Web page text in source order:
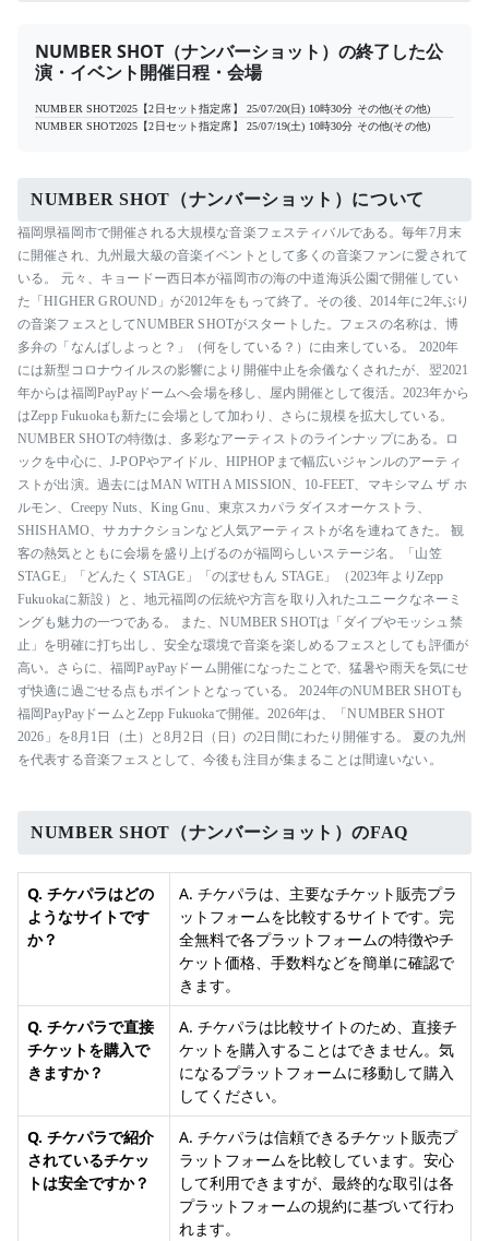
NUMBER SHOT（ナンバーショット）の終了した公
演・イベント開催日程・会場
NUMBER SHOT2025【2日セット指定席】 25/07/20(日) 10時30分 その他(その他)
NUMBER SHOT2025【2日セット指定席】
25/07/19(土) 10時30分 その他(その他)
NUMBER SHOT（ナンバーショット）について
福岡県福岡市で開催される大規模な音楽フェスティバルである。毎年7月末
に開催され、九州最大級の音楽イベントとして多くの音楽ファンに愛されて
いる。 元々、キョードー西日本が福岡市の海の中道海浜公園で開催してい
た「HIGHER GROUND」が2012年をもって終了。その後、2014年に2年ぶり
の音楽フェスとしてNUMBER SHOTがスタートした。フェスの名称は、博
多弁の「なんばしよっと？」（何をしている？）に由来している。 2020年
には新型コロナウイルスの影響により開催中止を余儀なくされたが、翌2021
年からは福岡PayPayドームへ会場を移し、屋内開催として復活。2023年から
はZepp Fukuokaも新たに会場として加わり、さらに規模を拡大している。
NUMBER SHOTの特徴は、多彩なアーティストのラインナップにある。ロ
ックを中心に、J-POPやアイドル、HIPHOPまで幅広いジャンルのアーティ
ストが出演。過去にはMAN WITH A MISSION、10-FEET、マキシマム ザ ホ
ルモン、Creepy Nuts、King Gnu、東京スカパラダイスオーケストラ、
SHISHAMO、サカナクションなど人気アーティストが名を連ねてきた。 観
客の熱気とともに会場を盛り上げるのが福岡らしいステージ名。「山笠
STAGE」「どんたく STAGE」「のぼせもん STAGE」（2023年よりZepp
Fukuokaに新設）と、地元福岡の伝統や方言を取り入れたユニークなネーミ
ングも魅力の一つである。 また、NUMBER SHOTは「ダイブやモッシュ禁
止」を明確に打ち出し、安全な環境で音楽を楽しめるフェスとしても評価が
高い。さらに、福岡PayPayドーム開催になったことで、猛暑や雨天を気にせ
ず快適に過ごせる点もポイントとなっている。 2024年のNUMBER SHOTも
福岡PayPayドームとZepp Fukuokaで開催。2026年は、「NUMBER SHOT
2026」を8月1日（土）と8月2日（日）の2日間にわたり開催する。 夏の九州
を代表する音楽フェスとして、今後も注目が集まることは間違いない。
NUMBER SHOT（ナンバーショット）のFAQ
Q. チケパラはどの
ようなサイトです
か？
A. チケパラは、主要なチケット販売プラ
ットフォームを比較するサイトです。完
全無料で各プラットフォームの特徴やチ
ケット価格、手数料などを簡単に確認で
きます。
Q. チケパラで直接
チケットを購入で
きますか？
A. チケパラは比較サイトのため、直接チ
ケットを購入することはできません。気
になるプラットフォームに移動して購入
してください。
Q. チケパラで紹介
されているチケッ
トは安全ですか？
A. チケパラは信頼できるチケット販売プ
ラットフォームを比較しています。安心
して利用できますが、最終的な取引は各
プラットフォームの規約に基づいて行わ
れます。